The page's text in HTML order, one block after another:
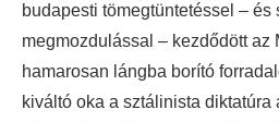
budapesti tömegtüntetéssel – és
megmozdulással – kezdődött az
hamarosan lángba borító
kiváltó oka a sztálinista diktatúra